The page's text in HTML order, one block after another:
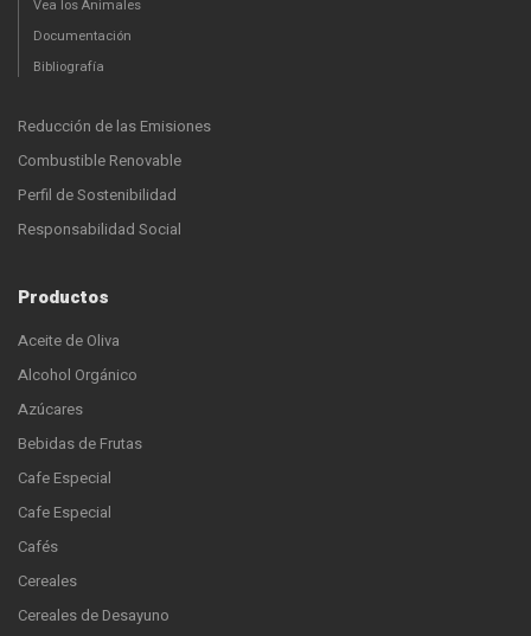
Vea los Animales
Documentación
Bibliografía
Reducción de las Emisiones
Combustible Renovable
Perfil de Sostenibilidad
Responsabilidad Social
Productos
Aceite de Oliva
Alcohol Orgánico
Azúcares
Bebidas de Frutas
Cafe Especial
Cafe Especial
Cafés
Cereales
Cereales de Desayuno